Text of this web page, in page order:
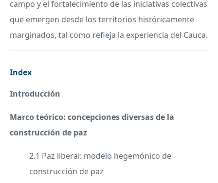
campo y el fortalecimiento de las iniciativas colectivas
que emergen desde los territorios históricamente
marginados, tal como refleja la experiencia del Cauca.
Index
Introducción
Marco teórico: concepciones diversas de la
construcción de paz
2.1 Paz liberal: modelo hegemónico de
construcción de paz